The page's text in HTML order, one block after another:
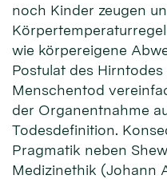
noch Kinder zeugen
wie körpereigene
Postulat des
Menschentod
der Organentnahme
Todesdefinition.
Pragmatik neben
Medizinethik (Johann